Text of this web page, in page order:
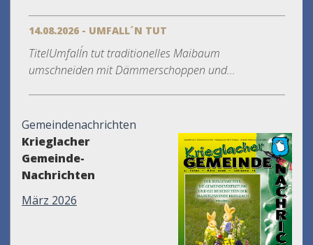
14.08.2026 - UMFALL´N TUT
TitelUmfall´n tut traditionelles Maibaum
umschneiden mit Dämmerschoppen und...
Gemeindenachrichten
Krieglacher
Gemeinde-
Nachrichten
März 2026